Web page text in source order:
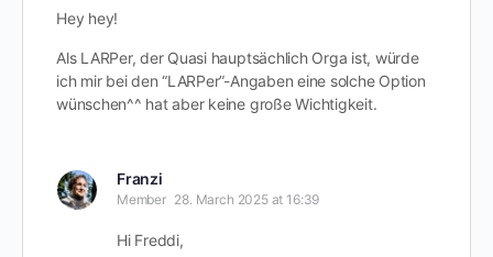
Hey hey!
Als LARPer, der Quasi hauptsächlich Orga ist, würde
ich mir bei den “LARPer”-Angaben eine solche Option
wünschen^^ hat aber keine große Wichtigkeit.
Franzi
Member 28. March 2025 at 16:39
Hi Freddi,